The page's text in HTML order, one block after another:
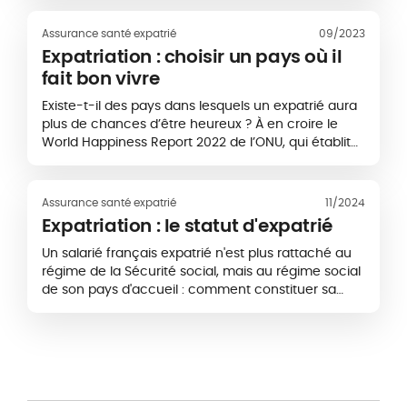
par certains...
Assurance santé expatrié 09/2023
Expatriation : choisir un pays où il
fait bon vivre
Existe-t-il des pays dans lesquels un expatrié aura
plus de chances d’être heureux ? À en croire le
World Happiness Report 2022 de l’ONU, qui établit
affirmative. Et...
Assurance santé expatrié 11/2024
Expatriation : le statut d'expatrié
Un salarié français expatrié n'est plus rattaché au
régime de la Sécurité social, mais au régime social
de son pays d'accueil : comment constituer sa